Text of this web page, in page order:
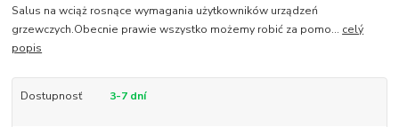
Salus na wciąż rosnące wymagania użytkowników urządzeń
grzewczych.Obecnie prawie wszystko możemy robić za pomo... celý
popis
Dostupnosť 3-7 dní